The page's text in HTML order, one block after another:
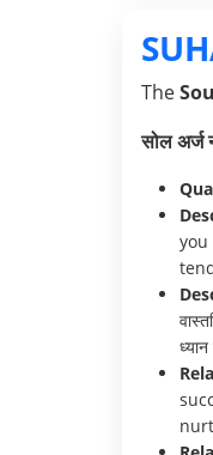
The
सोल अर्ज